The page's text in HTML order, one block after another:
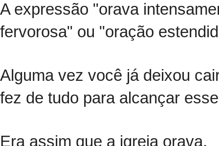
A expressão "orava
fervorosa" ou "oração
Alguma vez você já deixou
fez de tudo para alcançar
Era assim que a igreja orava.